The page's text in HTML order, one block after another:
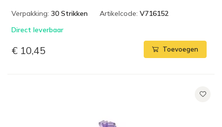
Verpakking: 30 Strikken Artikelcode: V716152
Direct leverbaar
€ 10,45 Toevoegen